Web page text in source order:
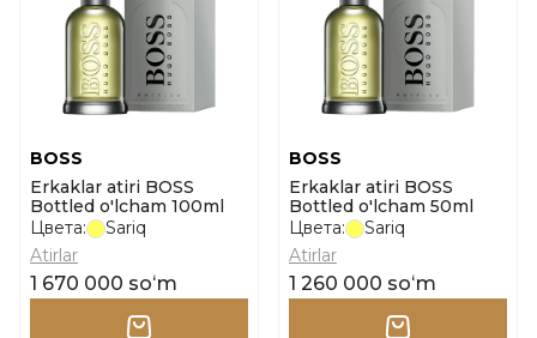
BOSS
Erkaklar atiri BOSS
Bottled o'lcham 100ml
Цвета:
Sariq
Atirlar
1 670 000 soʻm
BOSS
Erkaklar atiri BOSS
Bottled o'lcham 50ml
Цвета:
Sariq
Atirlar
1 260 000 soʻm